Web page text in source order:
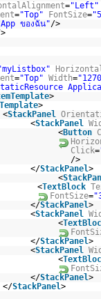
="Left"
="Top" FontSize=
ของฉัน"/>
="Top" Width=
>
>
<StackPanel
<StackPanel
<Button
Click=
/>
</StackPanel>
<
<TextBlock
FontSize=
</StackPanel>
<StackPanel
<
</StackPanel>
<StackPanel
<
</StackPanel>
</StackPanel>